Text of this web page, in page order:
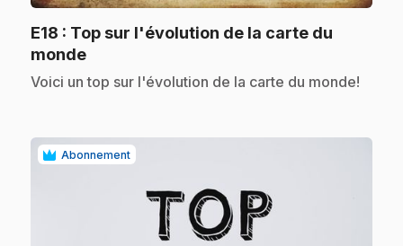
E18 : Top sur l'évolution de la carte du
monde.
.Voici un top sur l'évolution de la carte du monde!
Abonnement